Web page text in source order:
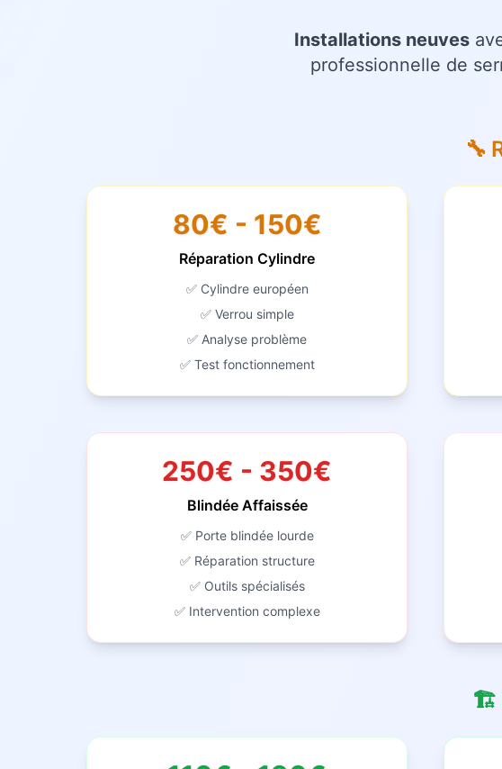
Installations neuves
professionnelle de
🔧
80€ - 150€
Réparation Cylindre
✅ Cylindre européen
✅ Verrou simple
✅ Analyse problème
✅ Test fonctionnement
250€ - 350€
Blindée Affaissée
✅ Porte blindée lourde
✅ Réparation structure
✅ Outils spécialisés
✅ Intervention complexe
🏗️